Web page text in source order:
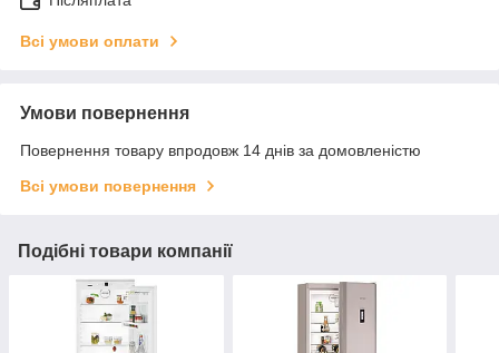
Всі умови оплати
Умови повернення
Повернення товару впродовж 14 днів за домовленістю
Всі умови повернення
Подібні товари компанії